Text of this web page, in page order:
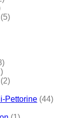
(5)
(2)
Pettorine (44)